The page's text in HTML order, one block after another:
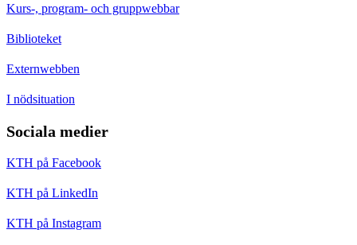
Kurs-, program- och gruppwebbar
Biblioteket
Externwebben
I nödsituation
Sociala medier
KTH på Facebook
KTH på LinkedIn
KTH på Instagram